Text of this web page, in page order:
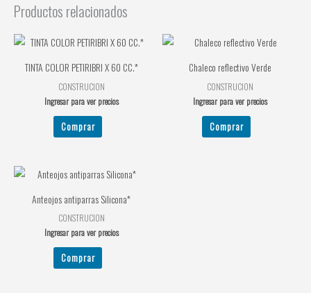
Productos relacionados
TINTA COLOR PETIRIBRI X 60 CC.*
CONSTRUCION
Ingresar para ver precios
Comprar
Chaleco reflectivo Verde
CONSTRUCION
Ingresar para ver precios
Comprar
Anteojos antiparras Silicona*
CONSTRUCION
Ingresar para ver precios
Comprar